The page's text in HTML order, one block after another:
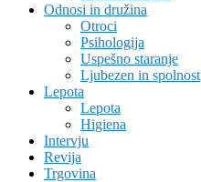
Odnosi in družina
Otroci
Psihologija
Uspešno staranje
Ljubezen in spolnost
Lepota
Lepota
Higiena
Intervju
Revija
Trgovina